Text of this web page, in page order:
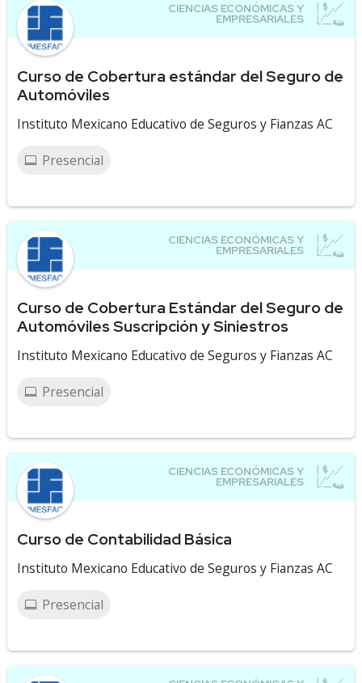
Curso de Cobertura estándar del Seguro de
Automóviles
Instituto Mexicano Educativo de Seguros y Fianzas AC
Presencial
Curso de Cobertura Estándar del Seguro de
Automóviles Suscripción y Siniestros
Instituto Mexicano Educativo de Seguros y Fianzas AC
Presencial
Curso de Contabilidad Básica
Instituto Mexicano Educativo de Seguros y Fianzas AC
Presencial